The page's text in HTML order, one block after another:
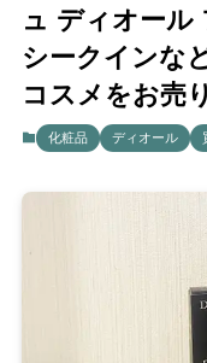
ュ ディオール
シークインな
コスメをお売
化粧品 ディオール